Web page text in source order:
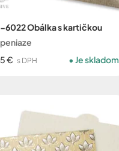
6022 Obálka s kartičkou
€ s DPH Je skladom